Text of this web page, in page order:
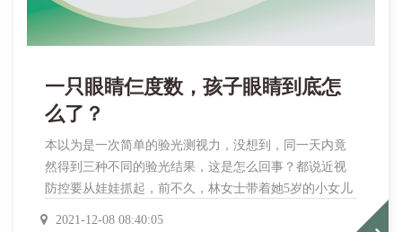
一只眼睛仨度数，孩子眼睛到底怎
么了？
本以为是一次简单的验光测视力，没想到，同一天内竟
然得到三种不同的验光结果，这是怎么回事？都说近视
防控要从娃娃抓起，前不久，林女士带着她5岁的小女儿
2021-12-08 08:40:05